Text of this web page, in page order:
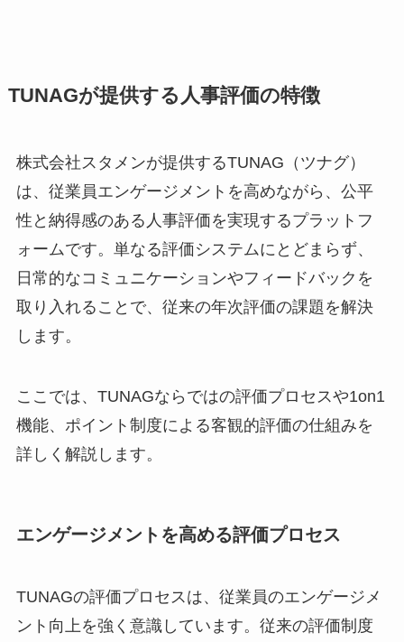
TUNAGが提供する人事評価の特徴
株式会社スタメンが提供するTUNAG（ツナグ）
は、従業員エンゲージメントを高めながら、公平
性と納得感のある人事評価を実現するプラットフ
ォームです。単なる評価システムにとどまらず、
日常的なコミュニケーションやフィードバックを
取り入れることで、従来の年次評価の課題を解決
します。
ここでは、TUNAGならではの評価プロセスや1on1
機能、ポイント制度による客観的評価の仕組みを
詳しく解説します。
エンゲージメントを高める評価プロセス
TUNAGの評価プロセスは、従業員のエンゲージメ
ント向上を強く意識しています。従来の評価制度